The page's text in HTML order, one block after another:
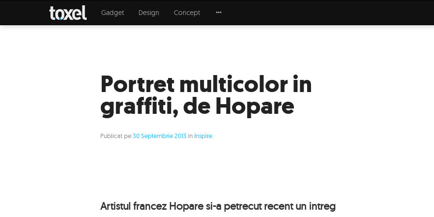
Gadget Design Concept
Portret multicolor in
graffiti, de Hopare
Publicat pe30 Septembrie 2013 in Inspire
Artistul francez Hopare si-a petrecut recent un intreg